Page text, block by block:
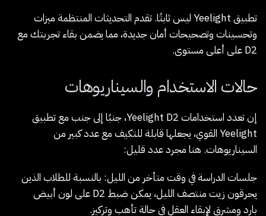
تطبيق Yeelight ليس ثابتًا. تقدم التحديثات المنتظمة ميزات
وتحسينات وتصحيحات أمان جديدة، مما يضمن بقاء تجربتك مع
D2 على أعلى مستوى.
حالات الاستخدام والسيناريوهات
إن تعدد استخدامات Yeelight D2، جنبًا إلى جنب مع تطبيق
Yeelight القوي، يجعلها قابلة للتكيف مع عدد كبير من
السيناريوهات. هنا مجرد عدد قليل:
جلسات الدراسة في وقت متأخر من الليل: بالنسبة للطلاب الذين
يحرقون زيت منتصف الليل، يمكن ضبط D2 على لون أبيض
بارد ومشرق لإبقاء العقل في حالة تأهب وتركيز.